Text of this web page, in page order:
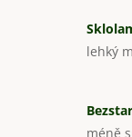
lehký
méně